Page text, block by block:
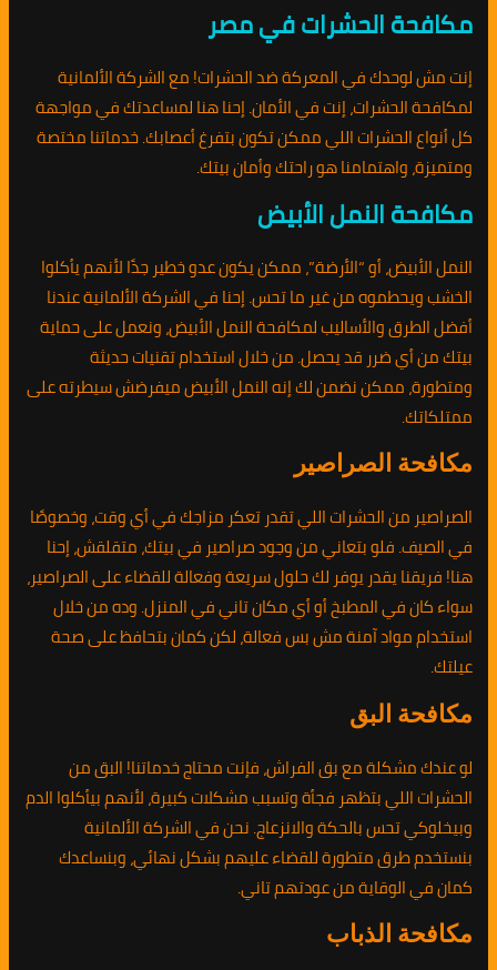
مكافحة الحشرات في مصر
إنت مش لوحدك في المعركة ضد الحشرات! مع الشركة الألمانية
لمكافحة الحشرات، إنت في الأمان. إحنا هنا لمساعدتك في مواجهة
كل أنواع الحشرات اللي ممكن تكون بتفرغ أعصابك. خدماتنا مختصة
ومتميزة، واهتمامنا هو راحتك وأمان بيتك.
مكافحة النمل الأبيض
النمل الأبيض، أو “الأرضة”، ممكن يكون عدو خطير جدًا لأنهم يأكلوا
الخشب ويحطموه من غير ما تحس. إحنا في الشركة الألمانية عندنا
أفضل الطرق والأساليب لمكافحة النمل الأبيض، ونعمل على حماية
بيتك من أي ضرر قد يحصل. من خلال استخدام تقنيات حديثة
ومتطورة، ممكن نضمن لك إنه النمل الأبيض ميفرضش سيطرته على
ممتلكاتك.
مكافحة الصراصير
الصراصير من الحشرات اللي تقدر تعكر مزاجك في أي وقت، وخصوصًا
في الصيف. فلو بتعاني من وجود صراصير في بيتك، متقلقش، إحنا
هنا! فريقنا يقدر يوفر لك حلول سريعة وفعالة للقضاء على الصراصير،
سواء كان في المطبخ أو أي مكان تاني في المنزل. وده من خلال
استخدام مواد آمنة مش بس فعالة، لكن كمان بتحافظ على صحة
عيلتك.
مكافحة البق
لو عندك مشكلة مع بق الفراش، فإنت محتاج خدماتنا! البق من
الحشرات اللي بتظهر فجأة وتسبب مشكلات كبيرة، لأنهم بيأكلوا الدم
وبيخلوكي تحس بالحكة والانزعاج. نحن في الشركة الألمانية
بنستخدم طرق متطورة للقضاء عليهم بشكل نهائي، وبنساعدك
كمان في الوقاية من عودتهم تاني.
مكافحة الذباب